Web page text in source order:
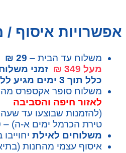
אפשרויות איסוף /
משלוח עד הבית – 29 ₪ –
מעל 349 ₪
כלל תוך 3 ימים מגיע ללקוח
משלוח סופר אקספרס מהיום
לאזור חיפה והסביבה
טירת הכרמל ימים א-ה) –
משלוחים לאילתיחוייבו
איסוף עצמי מהחנות